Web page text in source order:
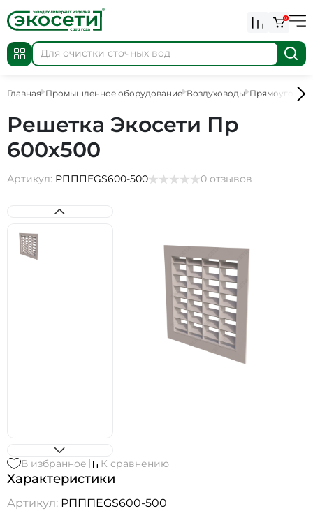
0
Главная Промышленное оборудование Воздуховоды
Решетка Экосети Пр
600х500
Артикул: РПППEGS600-500 0 отзывов
В избранное К сравнению
Характеристики
Артикул: РПППEGS600-500